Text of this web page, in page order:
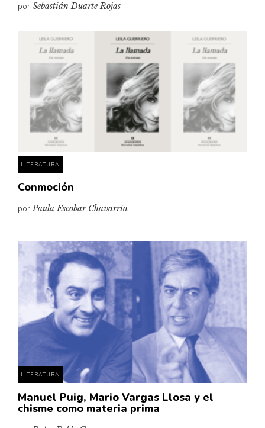
por Sebastián Duarte Rojas
LITERATURA
Conmoción
porPaula Escobar Chavarría
LITERATURA
Manuel Puig, Mario Vargas Llosa y el
chisme como materia prima